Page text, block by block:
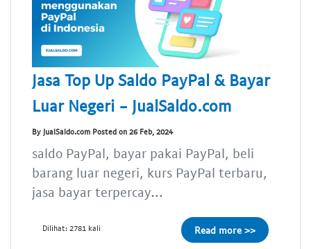
Jasa Top Up Saldo PayPal & Bayar
Luar Negeri - JualSaldo.com
By JualSaldo.com Posted on 26 Feb, 2024
saldo PayPal, bayar pakai PayPal, beli
barang luar negeri, kurs PayPal terbaru,
jasa bayar terpercay...
Dilihat: 2781 kali Read more >>